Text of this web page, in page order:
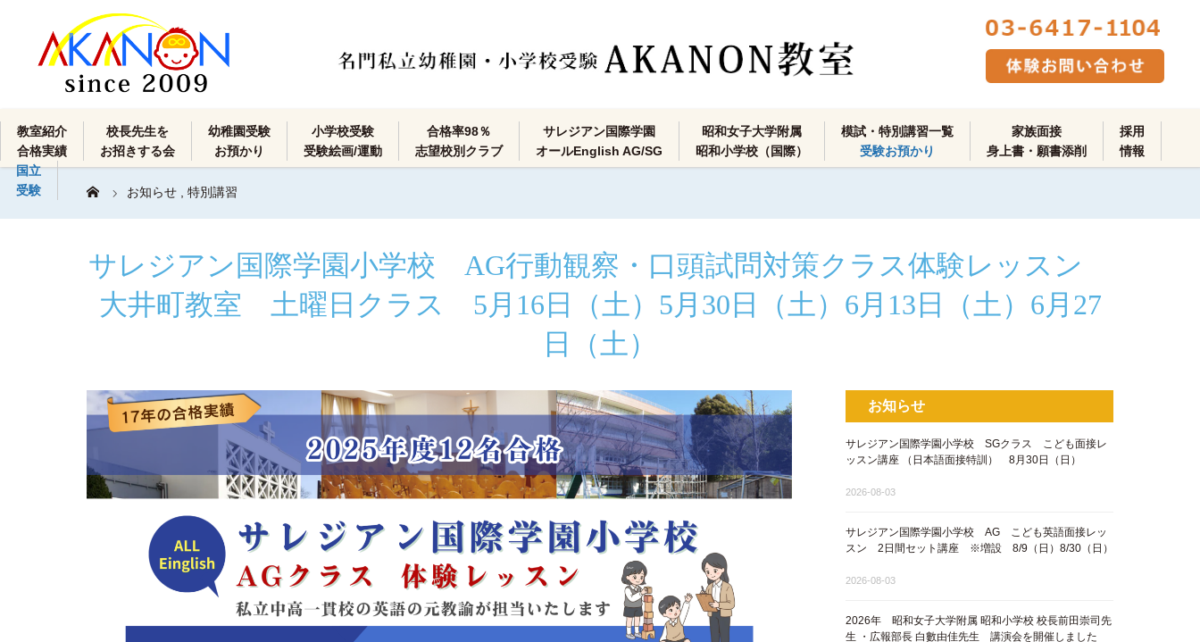
教室紹介
合格実績
校長先生を
お招きする会
幼稚園受験
お預かり
小学校受験
受験絵画/運動
合格率98％
志望校別クラブ
サレジアン国際学園
オールEnglish AG/SG
昭和女子大学附属
昭和小学校（国際）
模試・特別講習一覧
受験お預かり
家族面接
身上書・願書添削
採用
情報
国立
受験
お知らせ 特別講習
サレジアン国際学園小学校 AG行動観察・口頭試問対策クラス体験レッスン
大井町教室 土曜日クラス 5月16日（土）5月30日（土）6月13日（土）6月27
日（土）
お知らせ
サレジアン国際学園小学校 SGクラス こども面接レ
ッスン講座 ​（日本語面接特訓​） 8月30日（日）
2026-08-03
サレジアン国際学園小学校 AG こども英語面接レッ
スン 2日間セット講座 ※増設 8/9（日）8/30（日）
2026-08-03
2026年 昭和女子大学附属 昭和小学校 校長前田崇司先
生 ・広報部長 白數由佳先生 講演会を開催しました